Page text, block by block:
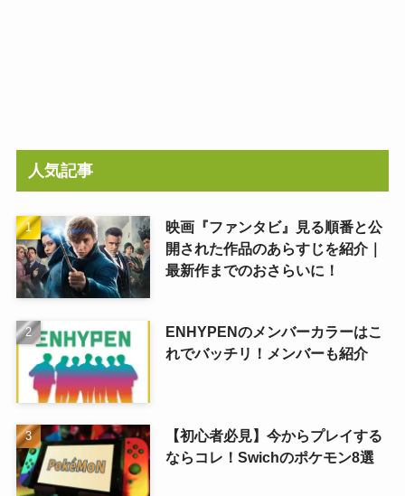
人気記事
映画『ファンタビ』見る順番と公
開された作品のあらすじを紹介｜
最新作までのおさらいに！
ENHYPENのメンバーカラーはこ
れでバッチリ！メンバーも紹介
【初心者必見】今からプレイする
ならコレ！Swichのポケモン8選